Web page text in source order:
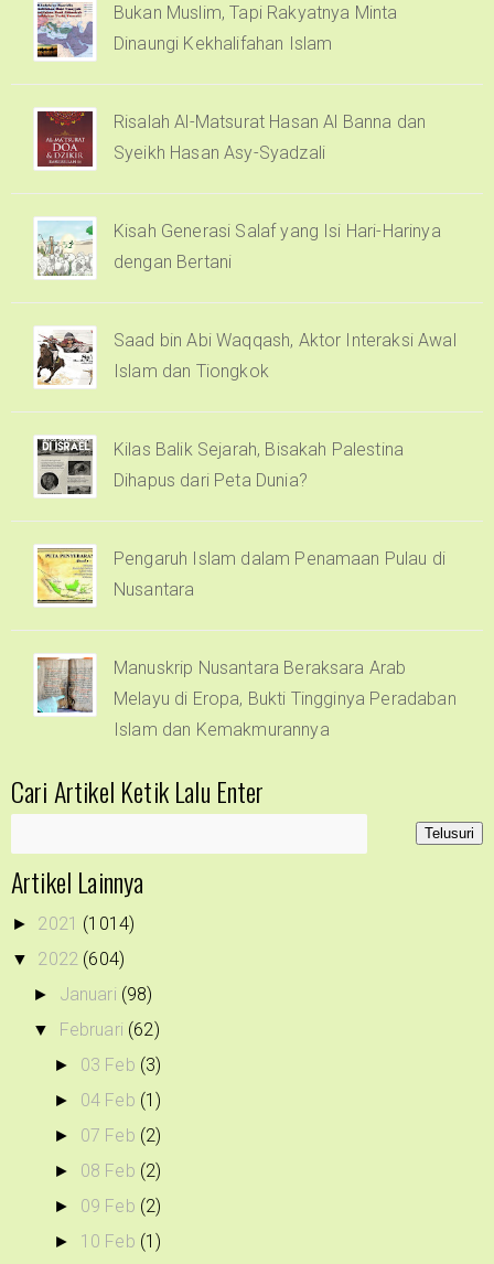
Bukan Muslim, Tapi Rakyatnya Minta
Dinaungi Kekhalifahan Islam
Risalah Al-Matsurat Hasan Al Banna dan
Syeikh Hasan Asy-Syadzali
Kisah Generasi Salaf yang Isi Hari-Harinya
dengan Bertani
Saad bin Abi Waqqash, Aktor Interaksi Awal
Islam dan Tiongkok
Kilas Balik Sejarah, Bisakah Palestina
Dihapus dari Peta Dunia?
Pengaruh Islam dalam Penamaan Pulau di
Nusantara
Manuskrip Nusantara Beraksara Arab
Melayu di Eropa, Bukti Tingginya Peradaban
Islam dan Kemakmurannya
Cari Artikel Ketik Lalu Enter
Artikel Lainnya
► 2021 (1014)
▼ 2022 (604)
► Januari (98)
▼ Februari (62)
► 03 Feb (3)
► 04 Feb (1)
► 07 Feb (2)
► 08 Feb (2)
► 09 Feb (2)
► 10 Feb (1)